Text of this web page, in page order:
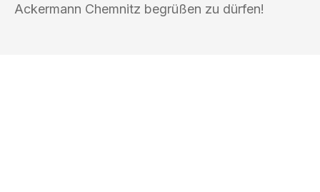
Ackermann Chemnitz begrüßen zu dürfen!